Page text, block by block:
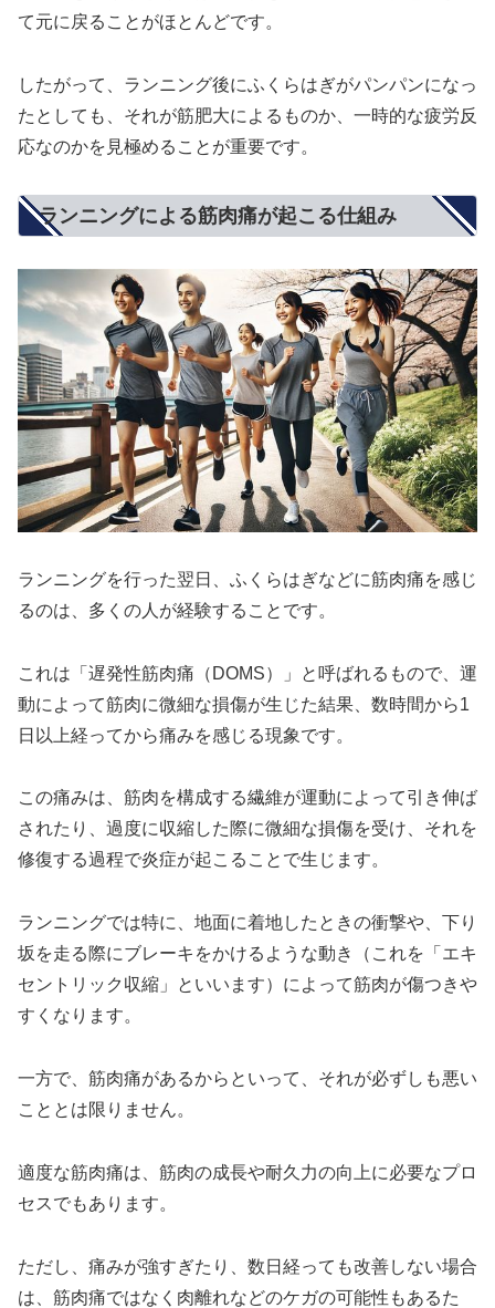
て元に戻ることがほとんどです。
したがって、ランニング後にふくらはぎがパンパンになっ
たとしても、それが筋肥大によるものか、一時的な疲労反
応なのかを見極めることが重要です。
ランニングによる筋肉痛が起こる仕組み
ランニングを行った翌日、ふくらはぎなどに筋肉痛を感じ
るのは、多くの人が経験することです。
これは「遅発性筋肉痛（DOMS）」と呼ばれるもので、運
動によって筋肉に微細な損傷が生じた結果、数時間から1
日以上経ってから痛みを感じる現象です。
この痛みは、筋肉を構成する繊維が運動によって引き伸ば
されたり、過度に収縮した際に微細な損傷を受け、それを
修復する過程で炎症が起こることで生じます。
ランニングでは特に、地面に着地したときの衝撃や、下り
坂を走る際にブレーキをかけるような動き（これを「エキ
セントリック収縮」といいます）によって筋肉が傷つきや
すくなります。
一方で、筋肉痛があるからといって、それが必ずしも悪い
こととは限りません。
適度な筋肉痛は、筋肉の成長や耐久力の向上に必要なプロ
セスでもあります。
ただし、痛みが強すぎたり、数日経っても改善しない場合
は、筋肉痛ではなく肉離れなどのケガの可能性もあるた